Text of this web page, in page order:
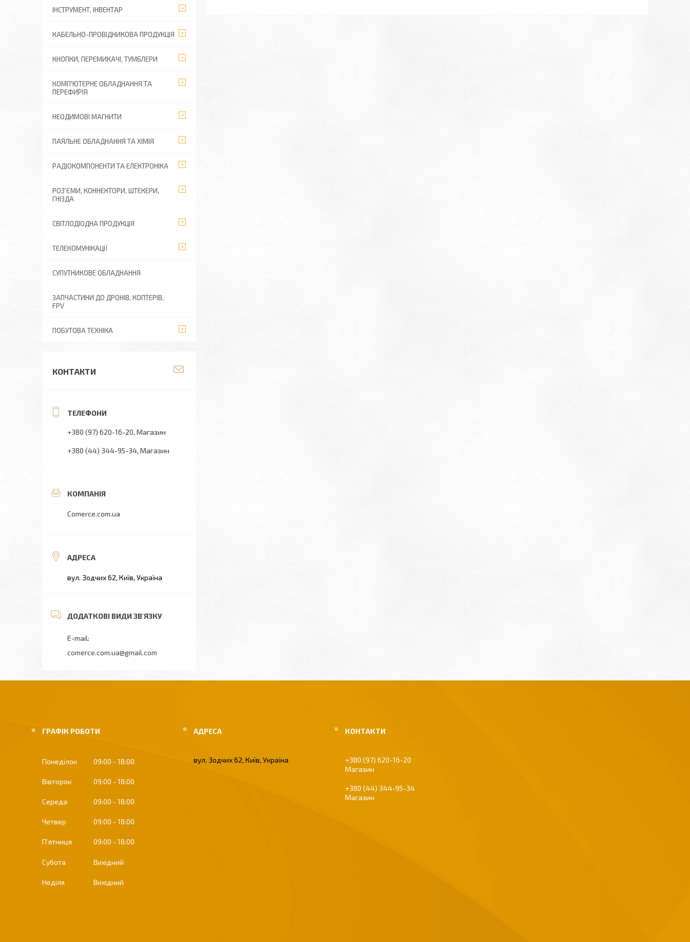
ІНСТРУМЕНТ, ІНВЕНТАР
КАБЕЛЬНО-ПРОВІДНИКОВА ПРОДУКЦІЯ
КНОПКИ, ПЕРЕМИКАЧІ, ТУМБЛЕРИ
КОМП'ЮТЕРНЕ ОБЛАДНАННЯ ТА
ПЕРЕФИРІЯ
НЕОДИМОВІ МАГНИТИ
ПАЯЛЬНЕ ОБЛАДНАННЯ ТА ХІМІЯ
РАДІОКОМПОНЕНТИ ТА ЕЛЕКТРОНІКА
РОЗ'ЄМИ, КОННЕКТОРИ, ШТЕКЕРИ,
ГНІЗДА
СВІТЛОДІОДНА ПРОДУКЦІЯ
ТЕЛЕКОМУНІКАЦІЇ
СУПУТНИКОВЕ ОБЛАДНАННЯ
ЗАПЧАСТИНИ ДО ДРОНІВ, КОПТЕРІВ,
FPV
ПОБУТОВА ТЕХНІКА
КОНТАКТИ
+380 (97) 620-16-20 Магазин
+380 (44) 344-95-34 Магазин
Comerce.com.ua
вул. Зодчих 62, Київ, Україна
comerce.com.ua@gmail.com
ГРАФІК РОБОТИ
Понеділок 09:00 18:00
Вівторок 09:00 18:00
Середа 09:00 18:00
Четвер 09:00 18:00
Пʼятниця 09:00 18:00
Субота Вихідний
Неділя Вихідний
вул. Зодчих 62, Київ, Україна
+380 (97) 620-16-20
Магазин
+380 (44) 344-95-34
Магазин